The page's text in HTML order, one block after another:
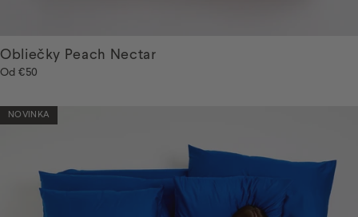
Obliečky Peach Nectar
Od €50
NOVINKA